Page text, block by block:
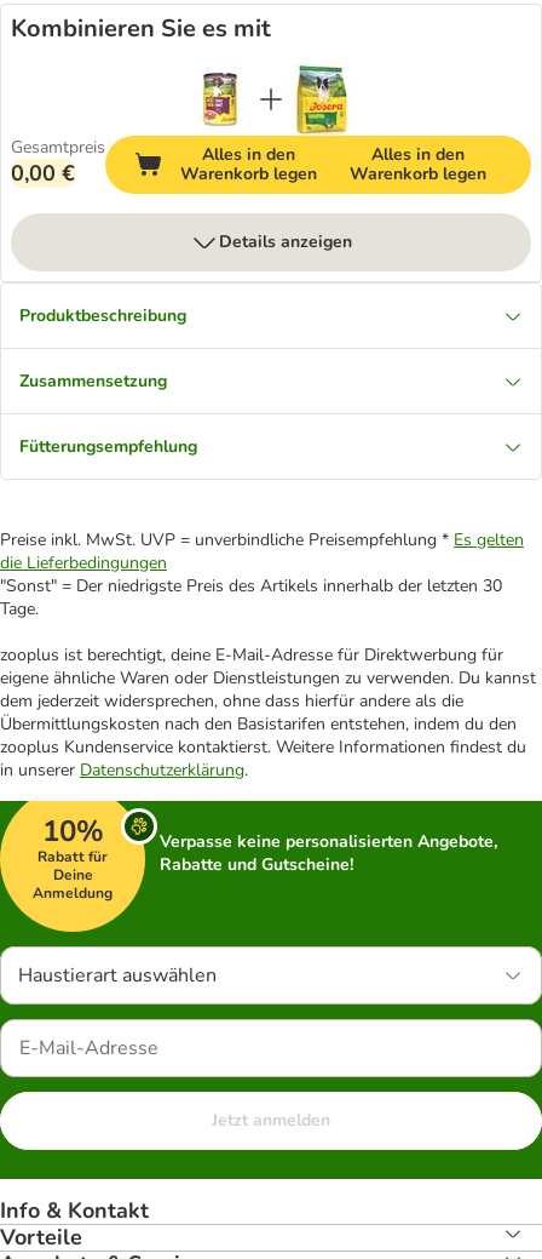
Kombinieren Sie es mit
Gesamtpreis
0,00 €
Alles in den
Warenkorb legen
Alles in den
Warenkorb legen
Details anzeigen
Produktbeschreibung
Zusammensetzung
Fütterungsempfehlung
Preise inkl. MwSt. UVP = unverbindliche Preisempfehlung * Es gelten
die Lieferbedingungen
"Sonst" = Der niedrigste Preis des Artikels innerhalb der letzten 30
Tage.
zooplus ist berechtigt, deine E-Mail-Adresse für Direktwerbung für
eigene ähnliche Waren oder Dienstleistungen zu verwenden. Du kannst
dem jederzeit widersprechen, ohne dass hierfür andere als die
Übermittlungskosten nach den Basistarifen entstehen, indem du den
zooplus Kundenservice kontaktierst. Weitere Informationen findest du
in unserer Datenschutzerklärung.
10%
Rabatt für
Deine
Anmeldung
Verpasse keine personalisierten Angebote,
Rabatte und Gutscheine!
Haustierart auswählen
Jetzt anmelden
Info & Kontakt
Vorteile